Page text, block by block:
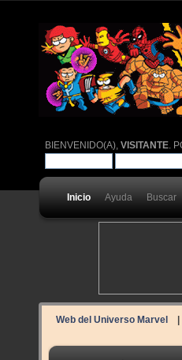
BIENVENIDO(A),VISITANTE .
Inicio Ayuda Buscar
Web del Universo Marvel |